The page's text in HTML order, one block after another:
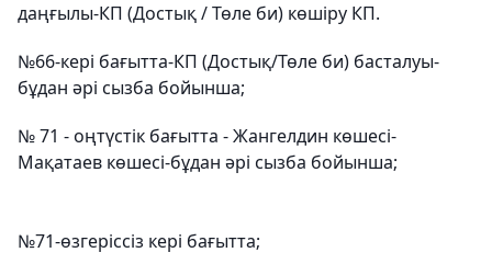
даңғылы-КП (Достық / Төле би) көшіру КП.
№66-кері бағытта-КП (Достық/Төле би) басталуы-
бұдан әрі сызба бойынша;
№ 71 - оңтүстік бағытта - Жангелдин көшесі-
Мақатаев көшесі-бұдан әрі сызба бойынша;
№71-өзгеріссіз кері бағытта;